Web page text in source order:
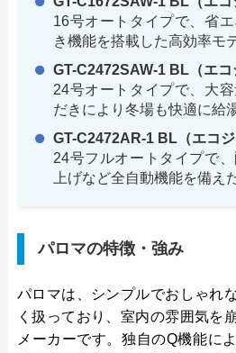
16号オートタイプで、省
き機能を搭載した高効率モ
GT-C2472SAW-1 BL（エコ
24号オートタイプで、大
だきにより冬場も快適に給
GT-C2472AR-1 BL（エコジ
24号フルオートタイプで
上げなど全自動機能を備え
パロマの特徴・強み
パロマは、シンプルでおしゃれ
く扱っており、室内の雰囲気を
メーカーです。独自のQ機能に